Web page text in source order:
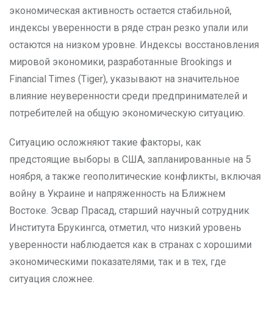
экономическая активность остается стабильной,
индексы уверенности в ряде стран резко упали или
остаются на низком уровне. Индексы восстановления
мировой экономики, разработанные Brookings и
Financial Times (Tiger), указывают на значительное
влияние неуверенности среди предпринимателей и
потребителей на общую экономическую ситуацию.
Ситуацию осложняют такие факторы, как
предстоящие выборы в США, запланированные на 5
ноября, а также геополитические конфликты, включая
войну в Украине и напряженность на Ближнем
Востоке. Эсвар Прасад, старший научный сотрудник
Института Брукингса, отметил, что низкий уровень
уверенности наблюдается как в странах с хорошими
экономическими показателями, так и в тех, где
ситуация сложнее.